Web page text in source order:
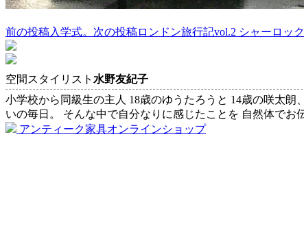
投
稿
ナ
ビ
ゲ
前の投稿入学式。 次の投稿ロンドン旅行記vol.2 シャーロッ
空間スタイリスト 水野友紀子
小学校から同級生の主人 18歳のゆうたろうと 14歳の咲太
いの毎日。 そんな中で自分なりに感じたことを 自然体でお
アンティーク家具オンラインショップ